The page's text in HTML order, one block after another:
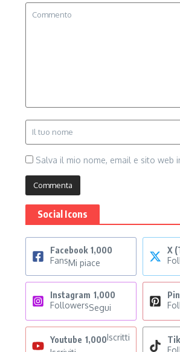
Salva il mio nome, email e sito web
Social Icons
Facebook 1,000
FansMi piace
X
Instagram 1,000
FollowersSegui
Youtube 1,000Iscritti